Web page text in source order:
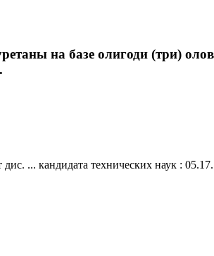
на базе олигоди (три) олов
... кандидата технических наук :